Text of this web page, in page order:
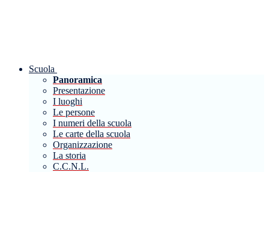
Scuola
Panoramica
Presentazione
I luoghi
Le persone
I numeri della scuola
Le carte della scuola
Organizzazione
La storia
C.C.N.L.